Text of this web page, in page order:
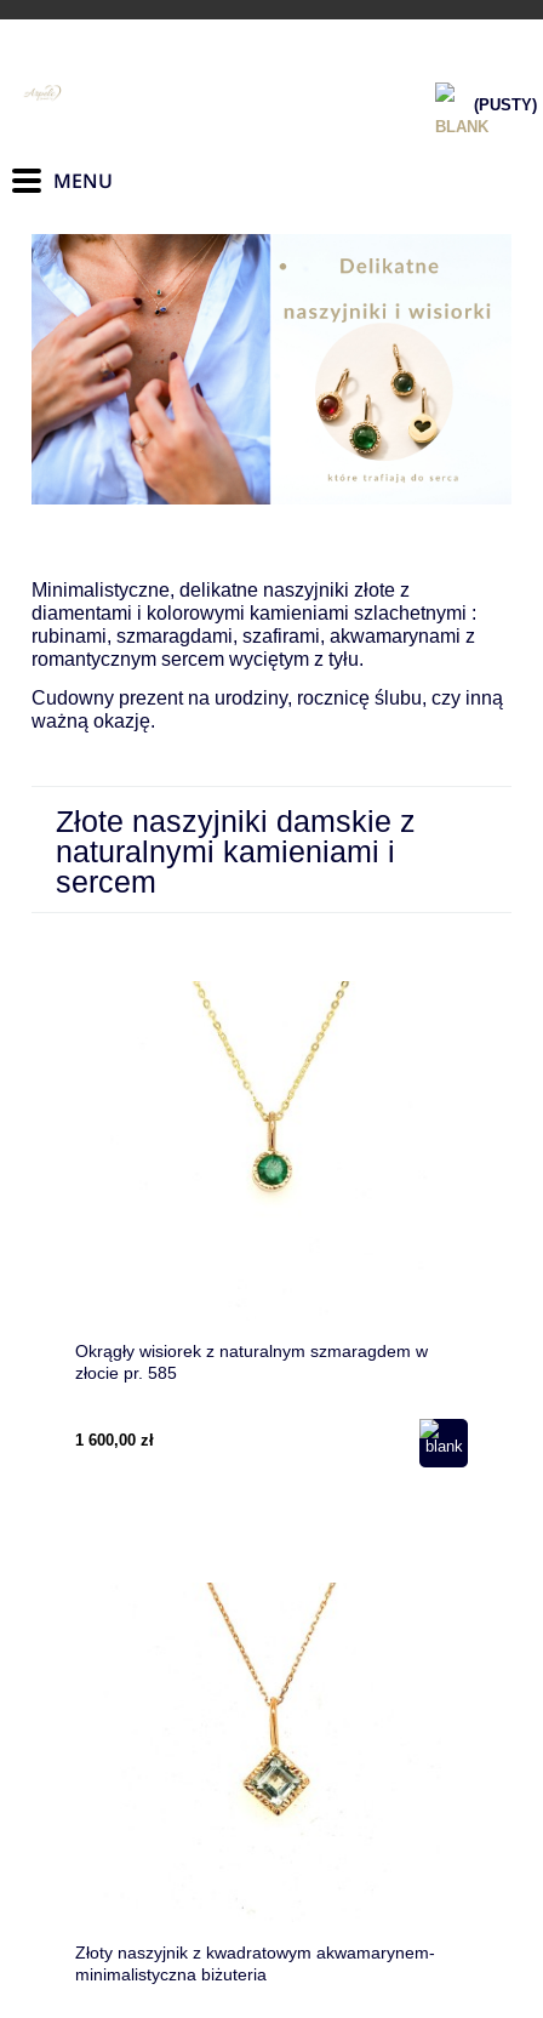
(PUSTY)
Minimalistyczne, delikatne naszyjniki złote z
diamentami i kolorowymi kamieniami szlachetnymi :
rubinami, szmaragdami, szafirami, akwamarynami z
romantycznym sercem wyciętym z tyłu.
Cudowny prezent na urodziny, rocznicę ślubu, czy inną
ważną okazję.
Złote naszyjniki damskie z
naturalnymi kamieniami i
sercem
Okrągły wisiorek z naturalnym szmaragdem w
złocie pr. 585
1 600,00 zł
Złoty naszyjnik z kwadratowym akwamarynem-
minimalistyczna biżuteria